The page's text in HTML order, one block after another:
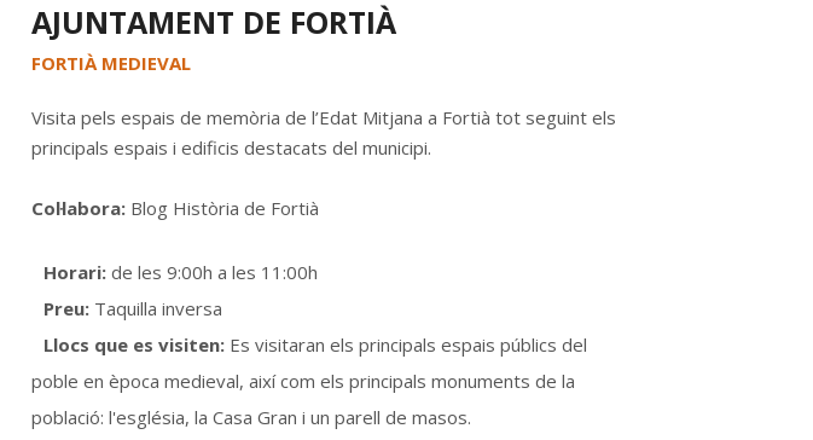
AJUNTAMENT DE FORTIÀ
FORTIÀ MEDIEVAL
Visita pels espais de memòria de l’Edat Mitjana a Fortià tot seguint els
principals espais i edificis destacats del municipi.
Col·labora: Blog Història de Fortià
Horari: de les 9:00h a les 11:00h
Preu: Taquilla inversa
Llocs que es visiten: Es visitaran els principals espais públics del
poble en època medieval, així com els principals monuments de la
població: l'església, la Casa Gran i un parell de masos.